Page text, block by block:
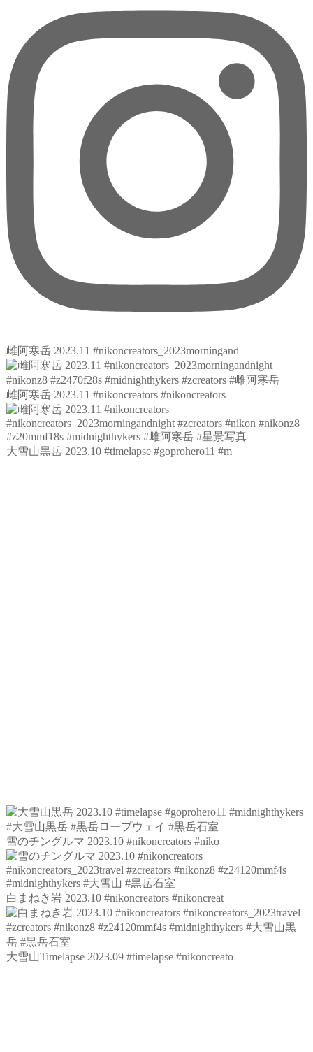
雌阿寒岳 2023.11 #nikoncreators_2023morningand
雌阿寒岳 2023.11 #nikoncreators #nikoncreators
大雪山黒岳 2023.10 #timelapse #goprohero11 #m
雪のチングルマ 2023.10 #nikoncreators #niko
白まねき岩 2023.10 #nikoncreators #nikoncreat
大雪山Timelapse 2023.09 #timelapse #nikoncreato